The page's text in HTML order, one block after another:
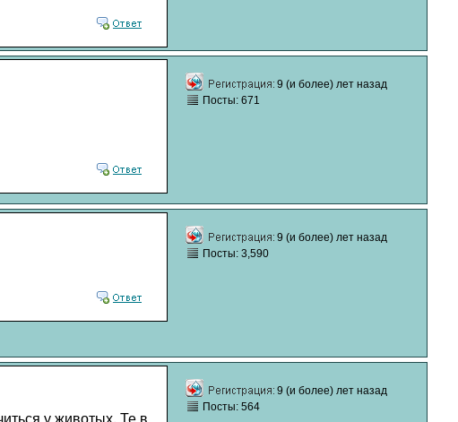
9 (и более) лет назад
Посты: 671
9 (и более) лет назад
Посты: 3,590
у животых. Те в
9 (и более) лет назад
Посты: 564